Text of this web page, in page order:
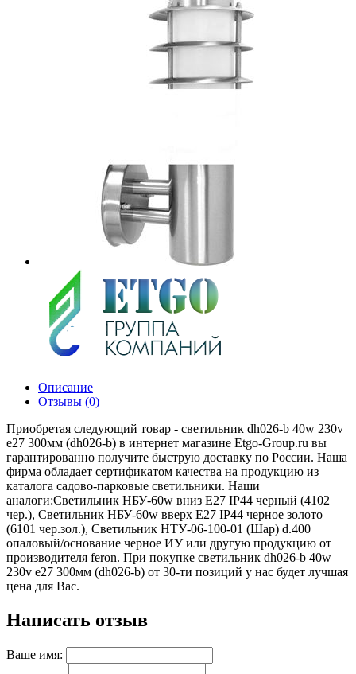
Описание
Отзывы (0)
Приобретая следующий товар - светильник dh026-b 40w 230v
e27 300мм (dh026-b) в интернет магазине Etgo-Group.ru вы
гарантированно получите быструю доставку по России. Наша
фирма обладает сертификатом качества на продукцию из
каталога садово-парковые светильники. Наши
аналоги:Светильник НБУ-60w вниз Е27 IP44 черный (4102
чер.), Светильник НБУ-60w вверх Е27 IP44 черное золото
(6101 чер.зол.), Светильник НТУ-06-100-01 (Шар) d.400
опаловый/основание черное ИУ или другую продукцию от
производителя feron. При покупке светильник dh026-b 40w
230v e27 300мм (dh026-b) от 30-ти позиций у нас будет лучшая
цена для Вас.
Написать отзыв
Ваше имя: